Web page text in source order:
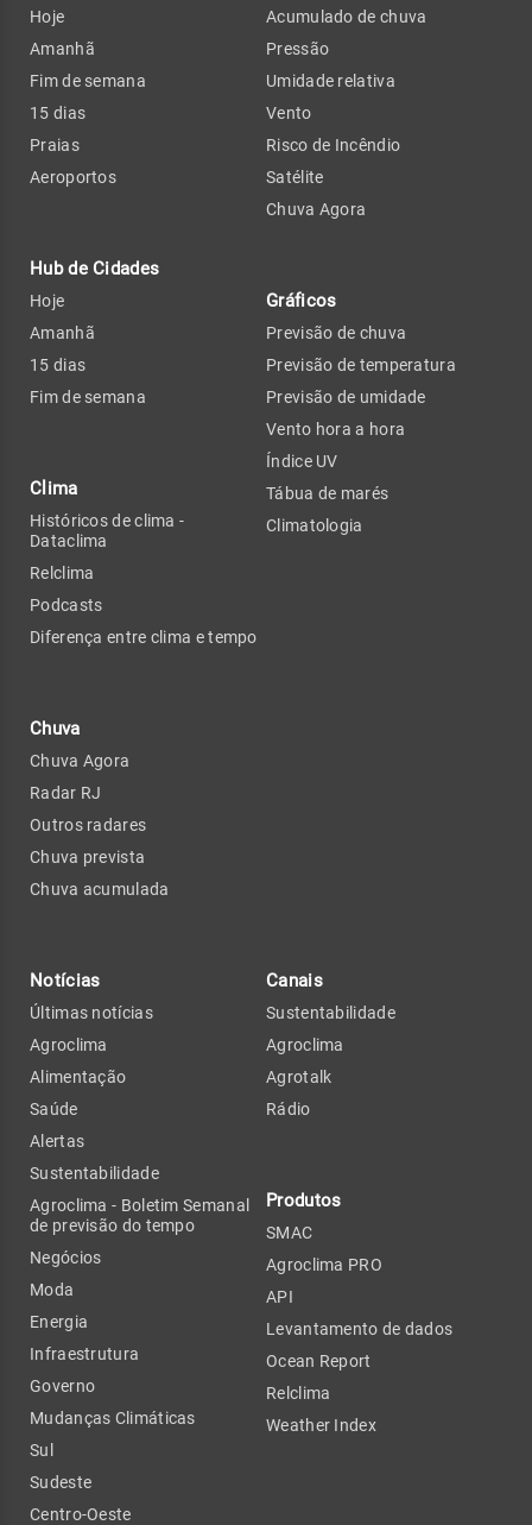
Hoje
Amanhã
Fim de semana
15 dias
Praias
Aeroportos
Hub de Cidades
Hoje
Amanhã
15 dias
Fim de semana
Clima
Históricos de clima -
Dataclima
Relclima
Podcasts
Diferença entre clima e tempo
Chuva
Chuva Agora
Radar RJ
Outros radares
Chuva prevista
Chuva acumulada
Acumulado de chuva
Pressão
Umidade relativa
Vento
Risco de Incêndio
Satélite
Chuva Agora
Gráficos
Previsão de chuva
Previsão de temperatura
Previsão de umidade
Vento hora a hora
Índice UV
Tábua de marés
Climatologia
Notícias
Últimas notícias
Agroclima
Alimentação
Saúde
Alertas
Sustentabilidade
Agroclima - Boletim Semanal
de previsão do tempo
Negócios
Moda
Energia
Infraestrutura
Governo
Mudanças Climáticas
Sul
Sudeste
Centro-Oeste
Canais
Sustentabilidade
Agroclima
Agrotalk
Rádio
Produtos
SMAC
Agroclima PRO
API
Levantamento de dados
Ocean Report
Relclima
Weather Index